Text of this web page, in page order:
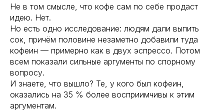
Не в том смысле, что кофе сам по себе продаст
идею. Нет.
Но есть одно исследование: людям дали выпить
сок, причём половине незаметно добавили туда
кофеин — примерно как в двух эспрессо. Потом
всем показали сильные аргументы по спорному
вопросу.
И знаете, что вышло? Те, у кого был кофеин,
оказались на 35 % более восприимчивы к этим
аргументам.